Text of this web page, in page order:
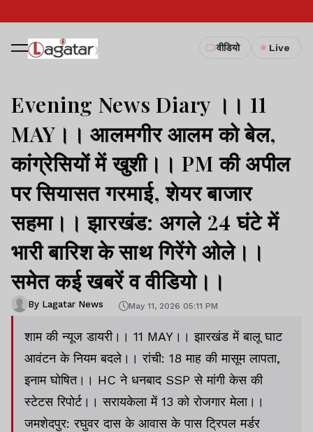
वीडियो Live
Evening News Diary ।। 11
MAY।। आलमगीर आलम को बेल,
कांग्रेसियों में खुशी।। PM की अपील
पर सियासत गरमाई, शेयर बाजार
सहमा।। झारखंड: अगले 24 घंटे में
भारी बारिश के साथ गिरेंगे ओले।।
समेत कई खबरें व वीडियो।।
By Lagatar News May 11, 2026 05:11 PM
शाम की न्यूज डायरी।। 11 MAY।। झारखंड में बालू घाट
आवंटन के नियम बदले।। रांची: 18 माह की मासूम लापता,
इनाम घोषित।। HC ने धनबाद SSP से मांगी केस की
स्टेटस रिपोर्ट।। सरायकेला में 13 को रोजगार मेला।।
जमशेदपुर: रघुवर दास के आवास के पास ट्रिपल मर्डर